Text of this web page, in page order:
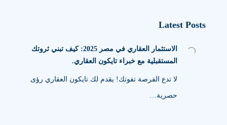
Latest Posts
الاستثمار العقاري في مصر 2025: كيف تبني ثروتك
المستقبلية مع خبراء تايكون العقاري.
لا تدع الفرصة تفوتك! يقدم لك تايكون العقاري رؤى
حصرية…